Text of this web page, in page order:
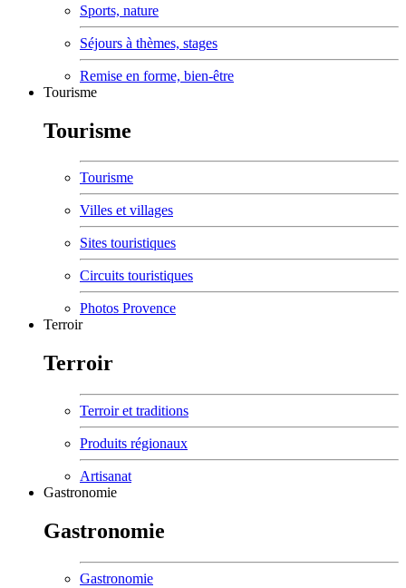
Sports, nature
Séjours à thèmes, stages
Remise en forme, bien-être
Tourisme
Tourisme
Tourisme
Villes et villages
Sites touristiques
Circuits touristiques
Photos Provence
Terroir
Terroir
Terroir et traditions
Produits régionaux
Artisanat
Gastronomie
Gastronomie
Gastronomie